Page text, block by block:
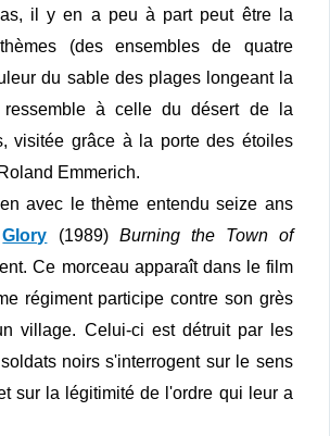
il y en a peu à part peut être la
(des ensembles de quatre
du sable des plages longeant la
à celle du désert de la
visitée grâce à la porte des étoiles
Emmerich.
avec le thème entendu seize ans
Glory (1989) Burning the Town of
Ce morceau apparaît dans le film
régiment participe contre son grès
village. Celui-ci est détruit par les
noirs s'interrogent sur le sens
sur la légitimité de l'ordre qui leur a